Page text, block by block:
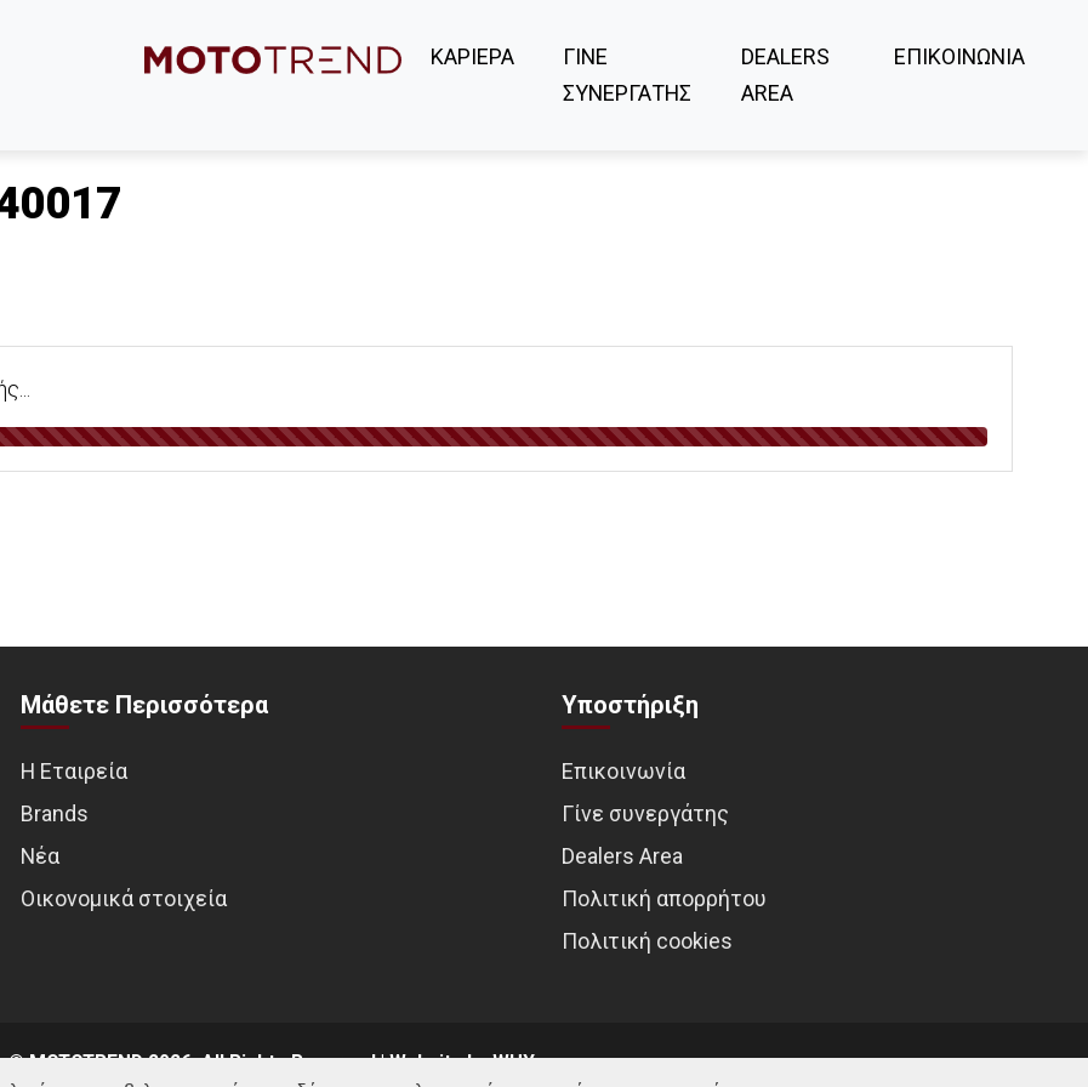
ΚΑΡΙΕΡΑ
ΓΙΝΕ
ΣΥΝΕΡΓΑΤΗΣ
DEALERS
AREA
ΕΠΙΚΟΙΝΩΝΙΑ
Μάθετε Περισσότερα
Η Εταιρεία
Brands
Νέα
Οικονομικά στοιχεία
Υποστήριξη
Επικοινωνία
Γίνε συνεργάτης
Dealers Area
Πολιτική απορρήτου
Πολιτική cookies
© MOTOTREND 2026. All Rights Reserved | Website byWHY.